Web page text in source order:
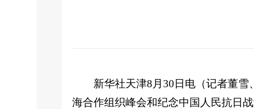
新华社天津8月30日电（记者董
海合作组织峰会和纪念中国人民抗日